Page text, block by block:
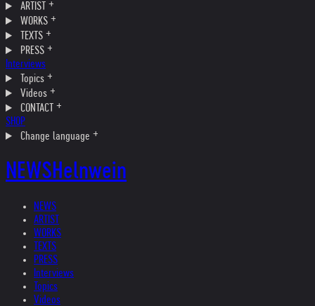
ARTIST
WORKS
TEXTS
PRESS
Interviews
Topics
Videos
CONTACT
SHOP
Change language
NEWSHelnwein
NEWS
ARTIST
WORKS
TEXTS
PRESS
Interviews
Topics
Videos